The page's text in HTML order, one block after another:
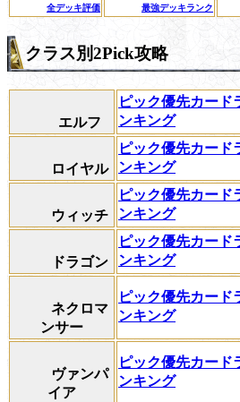
全デッキ評価 最強デッキランク
クラス別2Pick攻略
エルフ
ピック優先カード
ンキング
ロイヤル
ピック優先カード
ンキング
ウィッチ
ピック優先カード
ンキング
ドラゴン
ピック優先カード
ンキング
ネクロマ
ンサー
ピック優先カード
ンキング
ヴァンパ
イア
ピック優先カード
ンキング